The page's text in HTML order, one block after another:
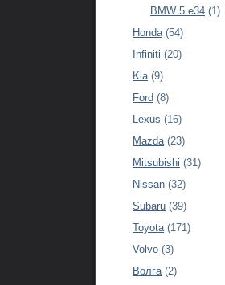
BMW 5 e34 (1)
Honda (54)
Infiniti (20)
Kia (9)
Ford (8)
Lexus (16)
Mazda (23)
Mitsubishi (31)
Nissan (32)
Subaru (39)
Toyota (171)
Volvo (3)
Волга (2)